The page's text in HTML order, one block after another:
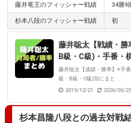
藤井竜王のフィッシャー戦績 34勝9
杉本八段のフィッシャー戦績 初
藤井聡太【戦績・勝
B級・C級)・手番・
藤井聡太【成績・勝率】※手
級・B級・C級)別にまと ...
2019/12/21
2026/05/25
杉本昌隆八段との過去対戦